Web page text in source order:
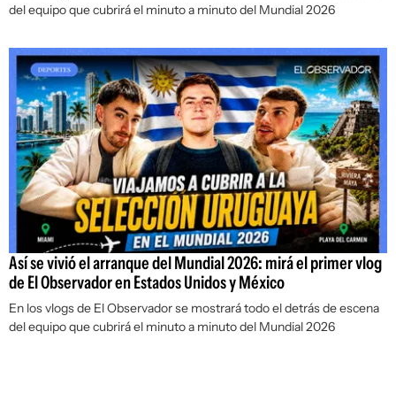
del equipo que cubrirá el minuto a minuto del Mundial 2026
Así se vivió el arranque del Mundial 2026: mirá el primer vlog
de El Observador en Estados Unidos y México
En los vlogs de El Observador se mostrará todo el detrás de escena
del equipo que cubrirá el minuto a minuto del Mundial 2026